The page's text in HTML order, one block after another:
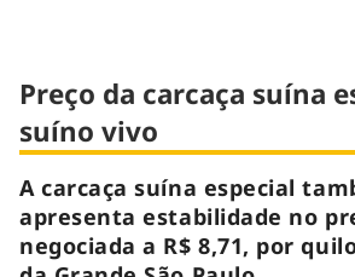
Preço da carcaça suína
suíno vivo
A carcaça suína especial
apresenta estabilidade no
negociada a R$ 8,71, por